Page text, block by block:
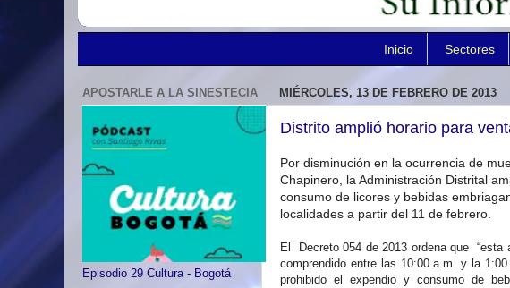
Inicio Sectores
MIÉRCOLES, 13 DE FEBRERO DE 2013
Distrito amplió horario para
Por disminución en la ocurrencia de
Chapinero, la Administración Distrital
consumo de licores y bebidas
localidades a partir del 11 de febrero.
El Decreto 054 de 2013 ordena que “esta
comprendido entre las 10:00a.m. y la 1:00
prohibido el expendio y consumo de
APOSTARLE A LA SINESTECIA
Episodio 29 Cultura - Bogotá